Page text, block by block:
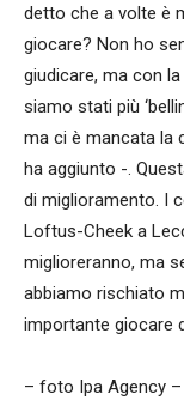
detto che a volte è
giocare? Non ho
giudicare, ma con
siamo stati più
ma ci è mancata la
ha aggiunto -.
di miglioramento. I
Loftus-Cheek a
miglioreranno, ma
abbiamo rischiato
importante giocare
– foto Ipa Agency –